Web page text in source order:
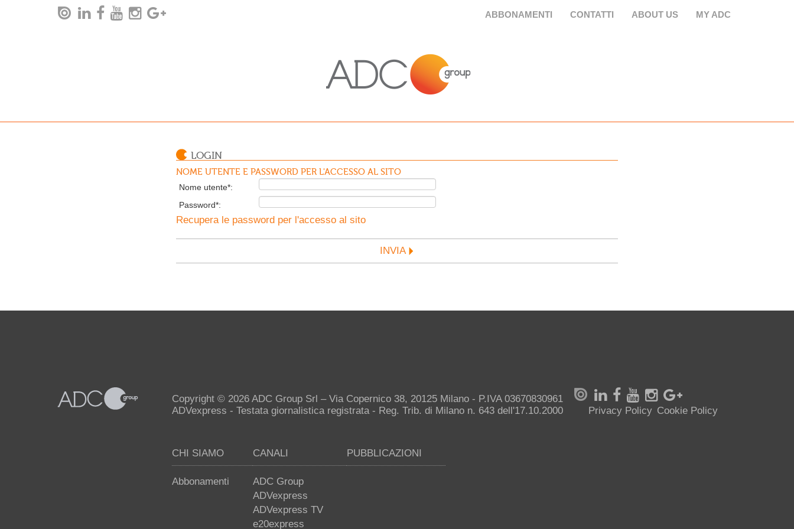
ABBONAMENTI CONTATTI ABOUT US MY ADC
LOGIN
NOME UTENTE E PASSWORD PER L'ACCESSO AL SITO
Nome utente*:
Password*:
Recupera le password per l'accesso al sito
INVIA
Copyright © 2026 ADC Group Srl – Via Copernico 38, 20125 Milano - P.IVA 03670830961
ADVexpress - Testata giornalistica registrata - Reg. Trib. di Milano n. 643 dell'17.10.2000
CHI SIAMO
Abbonamenti
CANALI
ADC Group
ADVexpress
ADVexpress TV
e20express
PUBBLICAZIONI
Privacy Policy Cookie Policy